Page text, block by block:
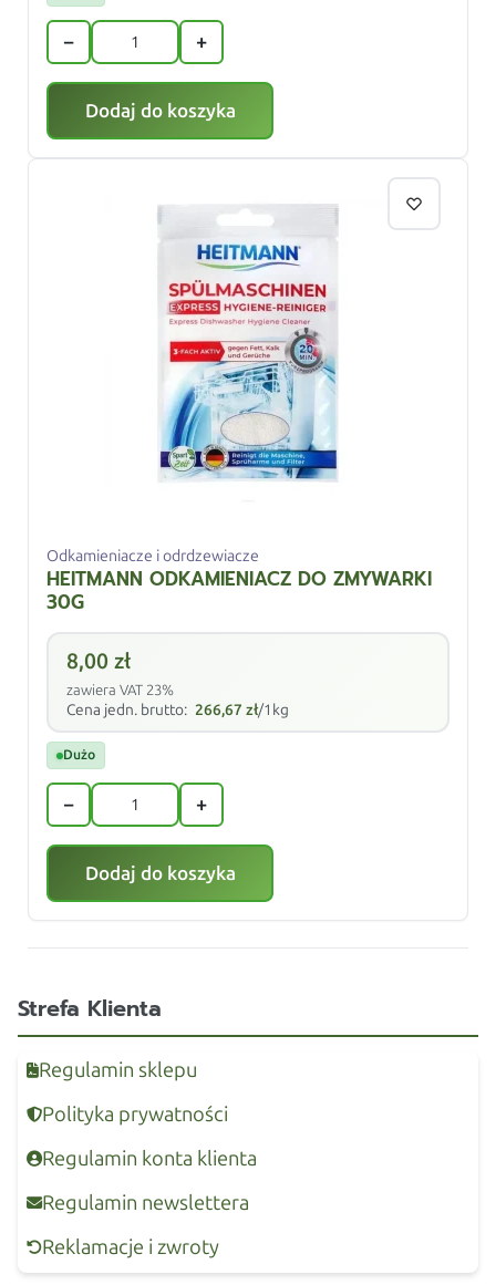
− +
Dodaj do koszyka
Odkamieniacze i odrdzewiacze
HEITMANN ODKAMIENIACZ DO ZMYWARKI
30G
8,00zł
zawiera VAT 23%
Cena jedn. brutto: 266,67zł/1kg
Dużo
− +
Dodaj do koszyka
Strefa Klienta
Regulamin sklepu
Polityka prywatności
Regulamin konta klienta
Regulamin newslettera
Reklamacje i zwroty